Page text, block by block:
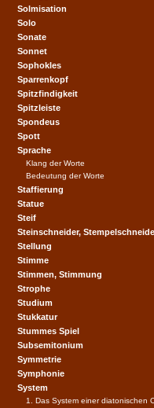
Solmisation
Solo
Sonate
Sonnet
Sophokles
Sparrenkopf
Spitzfindigkeit
Spitzleiste
Spondeus
Spott
Sprache
Klang der Worte
Bedeutung der Worte
Staffierung
Statue
Steif
Steinschneider,
Stellung
Stimme
Stimmen, Stimmung
Strophe
Studium
Stukkatur
Stummes Spiel
Subsemitonium
Symmetrie
Symphonie
System
1. Das System einer diatonischen